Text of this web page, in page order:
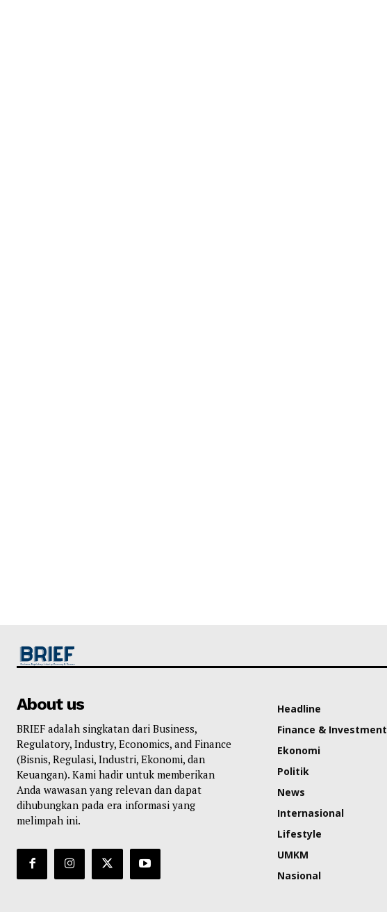
About us
BRIEF adalah singkatan dari Business,
Regulatory, Industry, Economics, and Finance
(Bisnis, Regulasi, Industri, Ekonomi, dan
Keuangan). Kami hadir untuk memberikan
Anda wawasan yang relevan dan dapat
dihubungkan pada era informasi yang
melimpah ini.
Headline
Finance & Investment
Ekonomi
Politik
News
Internasional
Lifestyle
UMKM
Nasional